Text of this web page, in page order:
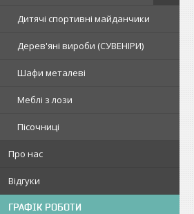
Дитячі спортивні майданчики
Дерев'яні вироби (СУВЕНІРИ)
Шафи металеві
Меблі з лози
Пісочниці
Про нас
Відгуки
ГРАФІК РОБОТИ